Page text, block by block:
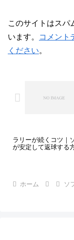
このサイトはスパ
います。
コメント
ください。
ラリーが続くコツ｜
が安定して返球する
ホーム ソ